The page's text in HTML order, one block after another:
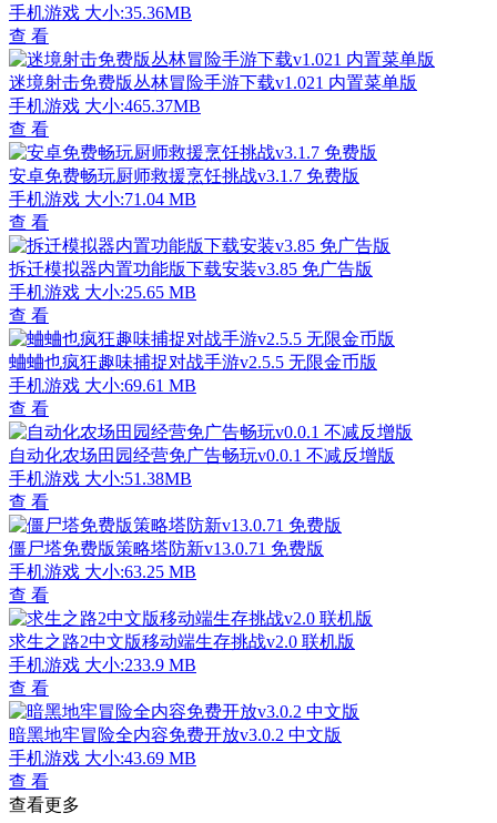
手机游戏 大小:35.36MB
查 看
迷境射击免费版丛林冒险手游下载v1.021 内置菜单版
手机游戏 大小:465.37MB
查 看
安卓免费畅玩厨师救援烹饪挑战v3.1.7 免费版
手机游戏 大小:71.04 MB
查 看
拆迁模拟器内置功能版下载安装v3.85 免广告版
手机游戏 大小:25.65 MB
查 看
蛐蛐也疯狂趣味捕捉对战手游v2.5.5 无限金币版
手机游戏 大小:69.61 MB
查 看
自动化农场田园经营免广告畅玩v0.0.1 不减反增版
手机游戏 大小:51.38MB
查 看
僵尸塔免费版策略塔防新v13.0.71 免费版
手机游戏 大小:63.25 MB
查 看
求生之路2中文版移动端生存挑战v2.0 联机版
手机游戏 大小:233.9 MB
查 看
暗黑地牢冒险全内容免费开放v3.0.2 中文版
手机游戏 大小:43.69 MB
查 看
查看更多